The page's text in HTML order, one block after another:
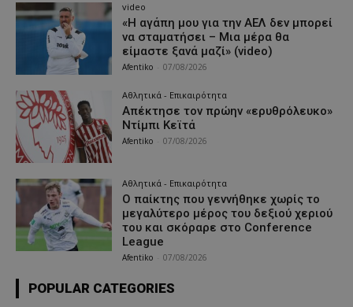
video
«Η αγάπη μου για την ΑΕΛ δεν μπορεί
να σταματήσει – Μια μέρα θα
είμαστε ξανά μαζί» (video)
Afentiko 07/08/2026
Αθλητικά - Επικαιρότητα
Απέκτησε τον πρώην «ερυθρόλευκο»
Ντίμπι Κεϊτά
Afentiko 07/08/2026
Αθλητικά - Επικαιρότητα
Ο παίκτης που γεννήθηκε χωρίς το
μεγαλύτερο μέρος του δεξιού χεριού
του και σκόραρε στο Conference
League
Afentiko 07/08/2026
POPULAR CATEGORIES